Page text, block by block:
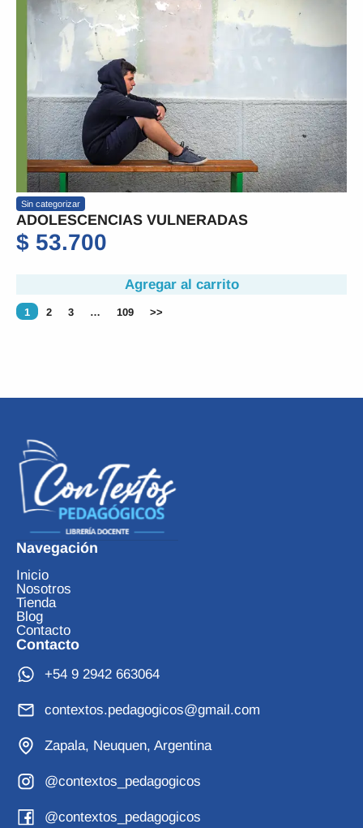
Sin categorizar
ADOLESCENCIAS VULNERADAS
$ 53.700
Agregar al carrito
1 2 3 … 109 >>
Navegación
Inicio
Nosotros
Tienda
Blog
Contacto
Contacto
+54 9 2942 663064
contextos.pedagogicos@gmail.com
Zapala, Neuquen, Argentina
@contextos_pedagogicos
@contextos_pedagogicos